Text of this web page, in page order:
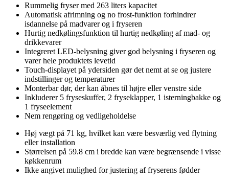
Rummelig fryser med 263 liters kapacitet
Automatisk afrimning og no frost-funktion forhindrer
isdannelse på madvarer og i fryseren
Hurtig nedkølingsfunktion til hurtig nedkøling af mad- og
drikkevarer
Integreret LED-belysning giver god belysning i fryseren og
varer hele produktets levetid
Touch-displayet på ydersiden gør det nemt at se og justere
indstillinger og temperaturer
Monterbar dør, der kan åbnes til højre eller venstre side
Inkluderer 5 fryseskuffer, 2 fryseklapper, 1 isterningbakke og
1 fryseelement
Nem rengøring og vedligeholdelse
Høj vægt på 71 kg, hvilket kan være besværlig ved flytning
eller installation
Størrelsen på 59.8 cm i bredde kan være begrænsende i visse
køkkenrum
Ikke angivet mulighed for justering af fryserens fødder